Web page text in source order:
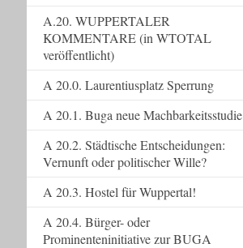
A.20. WUPPERTALER
KOMMENTARE (in WTOTAL
veröffentlicht)
A 20.0. Laurentiusplatz Sperrung
A 20.1. Buga neue Machbarkeitsstudie
A 20.2. Städtische Entscheidungen:
Vernunft oder politischer Wille?
A 20.3. Hostel für Wuppertal!
A 20.4. Bürger- oder
Prominenteninitiative zur BUGA